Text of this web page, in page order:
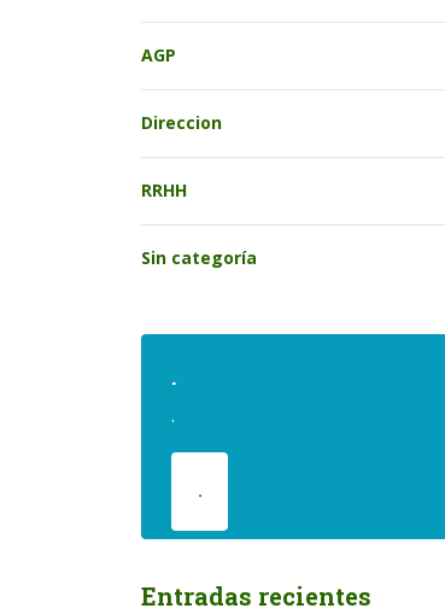
AGP
Direccion
RRHH
Sin categoría
.
.
.
Entradas recientes